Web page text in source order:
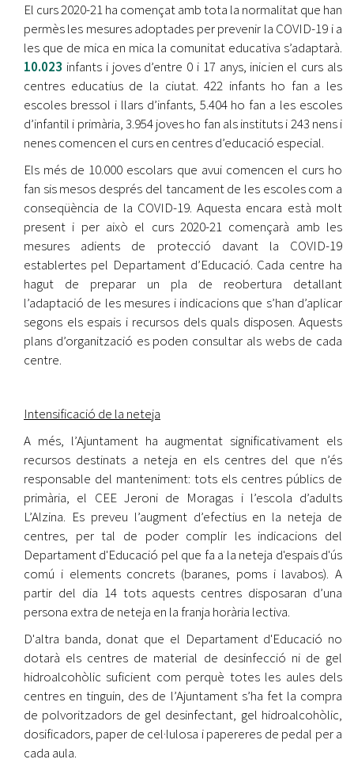
El curs 2020-21 ha començat amb tota la normalitat que han
permès les mesures adoptades per prevenir la COVID-19 i a
les que de mica en mica la comunitat educativa s’adaptarà.
10.023 infants i joves d’entre 0 i 17 anys, inicien el curs als
centres educatius de la ciutat. 422 infants ho fan a les
escoles bressol i llars d’infants, 5.404 ho fan a les escoles
d’infantil i primària, 3.954 joves ho fan als instituts i 243 nens i
nenes comencen el curs en centres d’educació especial.
Els més de 10.000 escolars que avui comencen el curs ho
fan sis mesos després del tancament de les escoles com a
conseqüència de la COVID-19. Aquesta encara està molt
present i per això el curs 2020-21 començarà amb les
mesures adients de protecció davant la COVID-19
establertes pel Departament d’Educació. Cada centre ha
hagut de preparar un pla de reobertura detallant
l’adaptació de les mesures i indicacions que s’han d’aplicar
segons els espais i recursos dels quals disposen. Aquests
plans d’organització es poden consultar als webs de cada
centre.
Intensificació de la neteja
A més, l’Ajuntament ha augmentat significativament els
recursos destinats a neteja en els centres del que n’és
responsable del manteniment: tots els centres públics de
primària, el CEE Jeroni de Moragas i l’escola d’adults
L’Alzina. Es preveu l’augment d’efectius en la neteja de
centres, per tal de poder complir les indicacions del
Departament d'Educació pel que fa a la neteja d'espais d'ús
comú i elements concrets (baranes, poms i lavabos). A
partir del dia 14 tots aquests centres disposaran d’una
persona extra de neteja en la franja horària lectiva.
D'altra banda, donat que el Departament d'Educació no
dotarà els centres de material de desinfecció ni de gel
hidroalcohòlic suficient com perquè totes les aules dels
centres en tinguin, des de l’Ajuntament s’ha fet la compra
de polvoritzadors de gel desinfectant, gel hidroalcohòlic,
dosificadors, paper de cel·lulosa i papereres de pedal per a
cada aula.